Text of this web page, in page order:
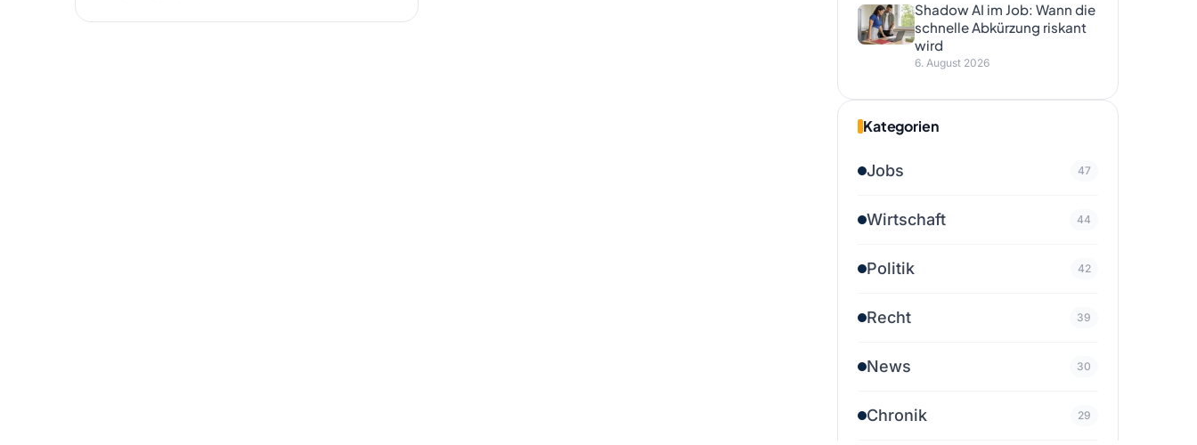
Shadow AI im Job: Wann die
schnelle Abkürzung riskant
wird
6. August 2026
Kategorien
Jobs 47
Wirtschaft 44
Politik 42
Recht 39
News 30
Chronik 29